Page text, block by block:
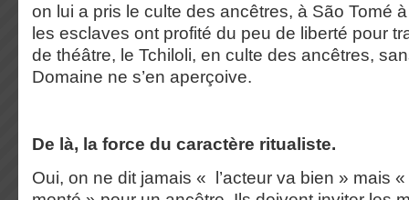
on lui a pris le culte des ancêtres, à São Tomé
les esclaves ont profité du peu de liberté pour
de théâtre, le Tchiloli, en culte des ancêtres,
Domaine ne s’en aperçoive.
De là, la force du caractère ritualiste.
Oui, on ne dit jamais « l’acteur va bien » mais